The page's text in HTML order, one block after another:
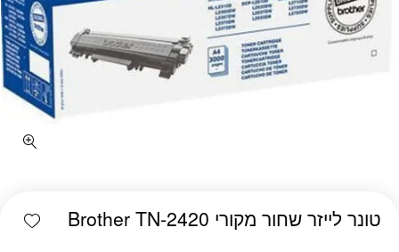
טונר לייזר שחור מקורי Brother TN-2420